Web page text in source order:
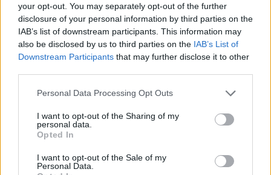
your opt-out. You may separately opt-out of the further
disclosure of your personal information by third parties on the
IAB’s list of downstream participants. This information may
also be disclosed by us to third parties on the IAB’s List of
Downstream Participants that may further disclose it to other
Personal Data Processing Opt Outs
I want to opt-out of the Sharing of my
personal data.
Opted In
I want to opt-out of the Sale of my
Personal Data.
mingobusti
Que suerte! Yo tengo que estar todo el dia debajo del aparato del
aire pa estar fresquito, el año pasado en manga corta hasta en
noviembre,grrrr..